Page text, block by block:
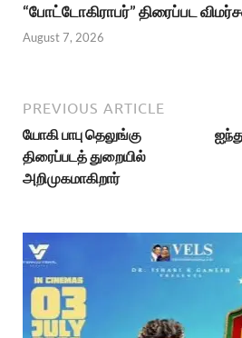
“போட்டோகிராபர்” திரைப்பட
August 7, 2026
PREVIOUS ARTICLE
யோகி பாபு தெலுங்கு
திரைப்படத் துறையில்
அறிமுகமாகிறார்